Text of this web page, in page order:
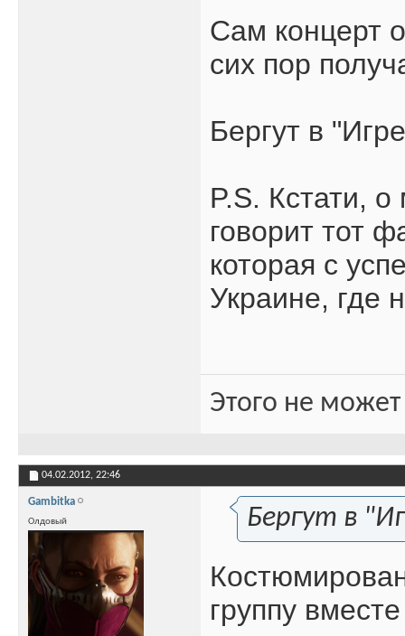
Сам концерт
сих пор
Бергут в
P.S. Кстати,
говорит тот
которая с
Украине, где
Этого не
04.02.2012, 22:46
Gambitka
Олдовый Бергут в
группу